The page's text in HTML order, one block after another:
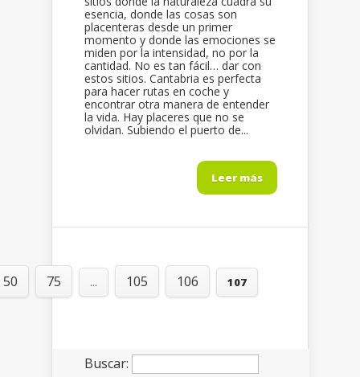
esencia, donde las cosas son
placenteras desde un primer
momento y donde las emociones se
miden por la intensidad, no por la
cantidad. No es tan fácil… dar con
estos sitios. Cantabria es perfecta
para hacer rutas en coche y
encontrar otra manera de entender
la vida. Hay placeres que no se
olvidan. Subiendo el puerto de...
Leer más
50 75 ... 105 106 107
Buscar: